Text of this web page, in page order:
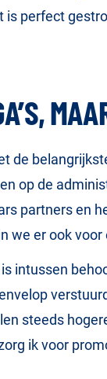
is perfect
de
op de
partners en
we er ook voor
intussen
steeds
ik voor